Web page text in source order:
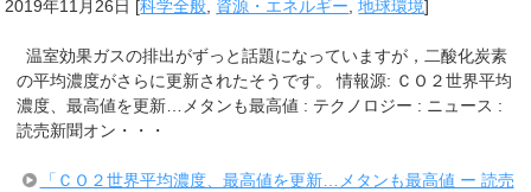
2019年11月26日 [科学全般 資源・エネルギー ,地球環境]
温室効果ガスの排出がずっと話題になっていますが，二酸化炭素
の平均濃度がさらに更新されたそうです。 情報源: ＣＯ２世界平均
濃度、最高値を更新…メタンも最高値 : テクノロジー : ニュース :
読売新聞オン・・・
「ＣＯ２世界平均濃度、最高値を更新…メタンも最高値 ー 読売